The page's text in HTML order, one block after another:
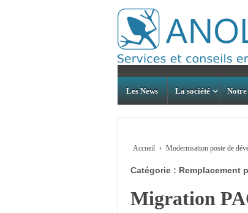
Les News La société
Accueil › Modernisation poste de
Catégorie : Remplacement
Migration